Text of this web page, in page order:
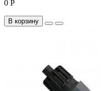
0 Р
В корзину